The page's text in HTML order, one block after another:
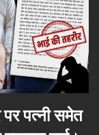
पत्नी समेत